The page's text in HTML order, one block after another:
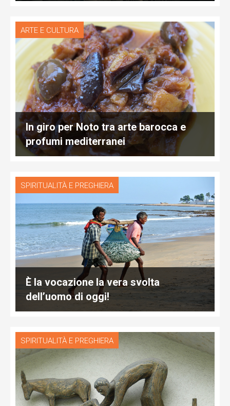
ARTE E CULTURA
In giro per Noto tra arte barocca e
profumi mediterranei
SPIRITUALITÀ E PREGHIERA
È la vocazione la vera svolta
dell’uomo di oggi!
SPIRITUALITÀ E PREGHIERA